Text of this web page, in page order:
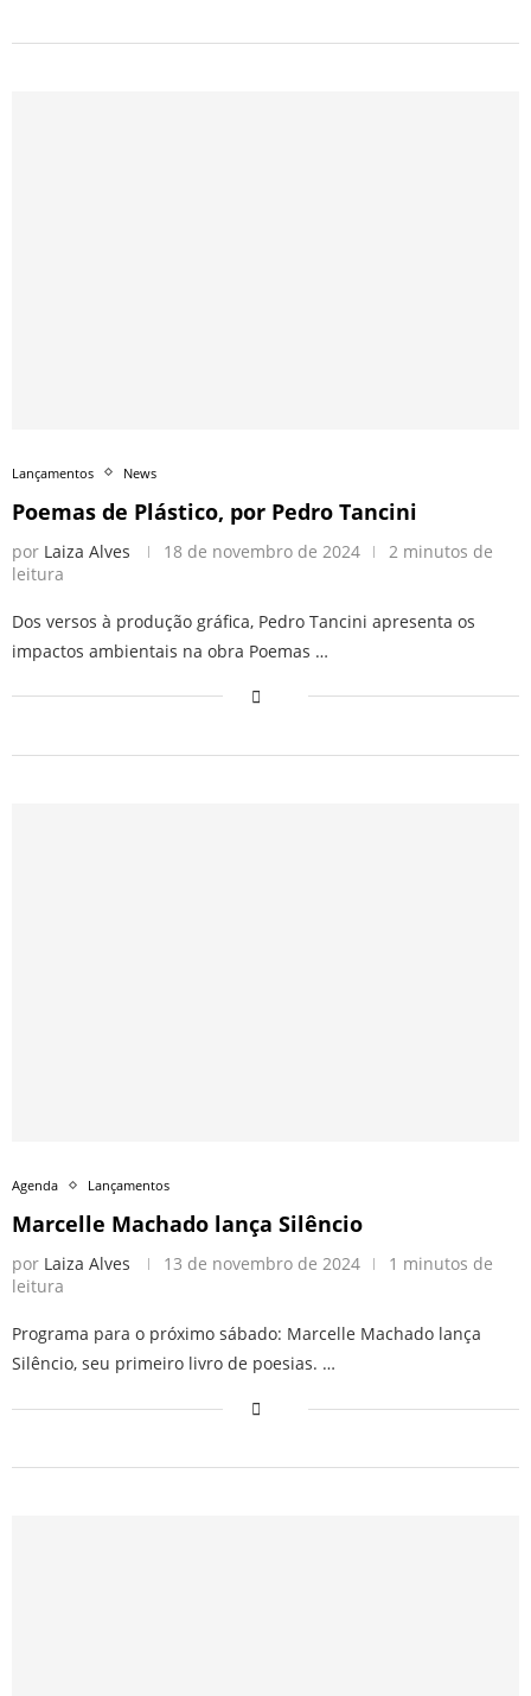
Lançamentos News
Poemas de Plástico, por Pedro Tancini
por Laiza Alves 18 de novembro de 2024
2 minutos de
leitura
Dos versos à produção gráfica, Pedro Tancini apresenta os
impactos ambientais na obra Poemas …
Agenda Lançamentos
Marcelle Machado lança Silêncio
por Laiza Alves 13 de novembro de 2024
1 minutos de
leitura
Programa para o próximo sábado: Marcelle Machado lança
Silêncio, seu primeiro livro de poesias. …